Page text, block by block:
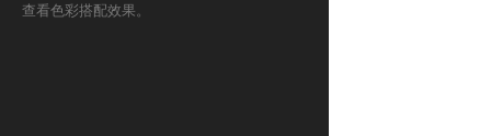
查看色彩搭配效果。